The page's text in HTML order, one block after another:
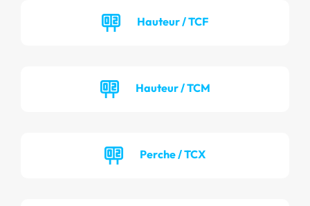
Hauteur / TCF
Hauteur / TCM
Perche / TCX